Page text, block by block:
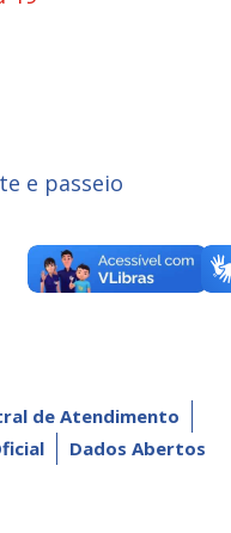
e passeio
de Atendimento
Dados Abertos